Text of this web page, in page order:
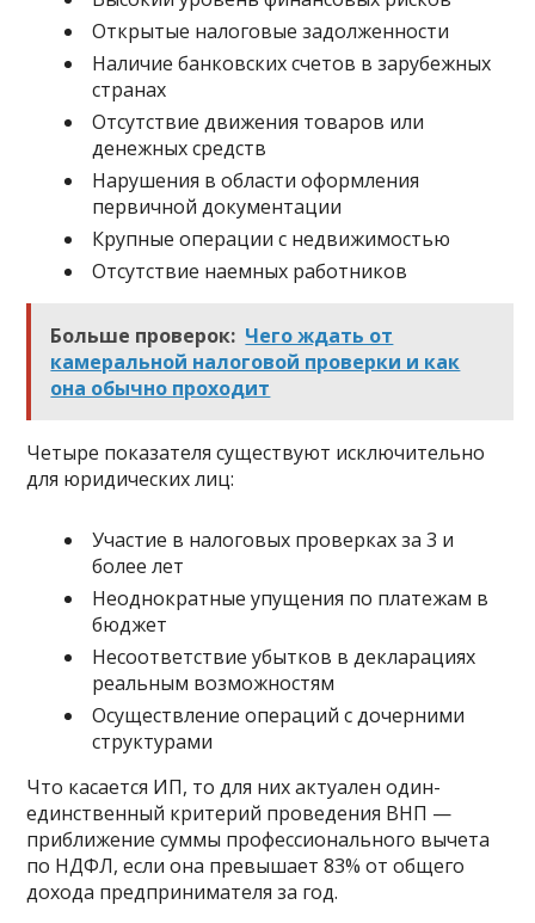
Открытые налоговые задолженности
Наличие банковских счетов в зарубежных
странах
Отсутствие движения товаров или
денежных средств
Нарушения в области оформления
первичной документации
Крупные операции с недвижимостью
Отсутствие наемных работников
Больше проверок: Чего ждать от
камеральной налоговой проверки и как
она обычно проходит
Четыре показателя существуют исключительно
для юридических лиц:
Участие в налоговых проверках за 3 и
более лет
Неоднократные упущения по платежам в
бюджет
Несоответствие убытков в декларациях
реальным возможностям
Осуществление операций с дочерними
структурами
Что касается ИП, то для них актуален один-
единственный критерий проведения ВНП —
приближение суммы профессионального вычета
по НДФЛ, если она превышает 83% от общего
дохода предпринимателя за год.